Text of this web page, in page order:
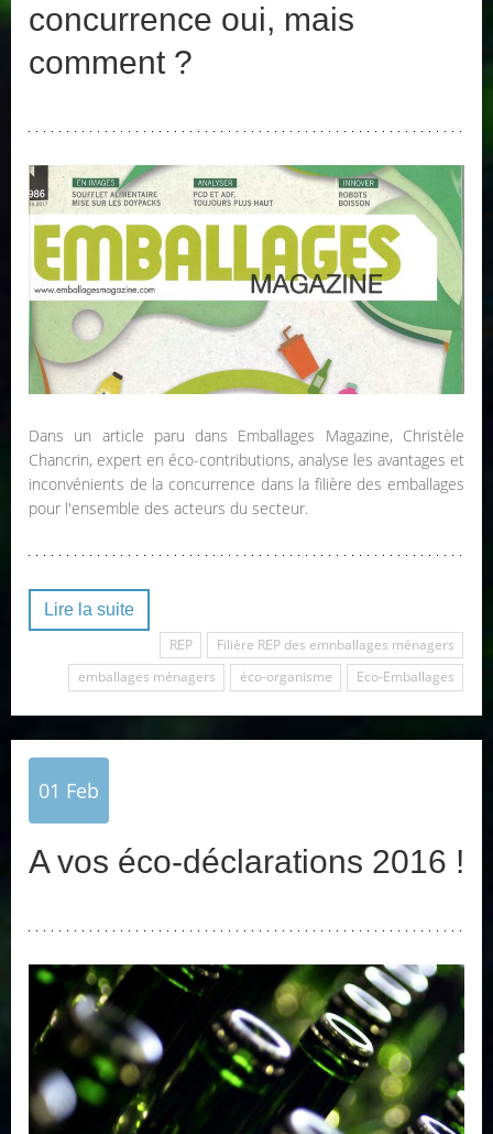
concurrence oui, mais
comment ?
Dans un article paru dans Emballages Magazine, Christèle
Chancrin, expert en éco-contributions, analyse les avantages et
inconvénients de la concurrence dans la filière des emballages
pour l'ensemble des acteurs du secteur.
Lire la suite
REP
Filière REP des emnballages ménagers
emballages ménagers
éco-organisme Eco-Emballages
01 Feb
A vos éco-déclarations 2016 !